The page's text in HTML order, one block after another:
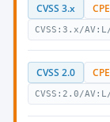
CVSS 3.x
CVSS:3.x/
CVSS 2.0
CVSS:2.0/